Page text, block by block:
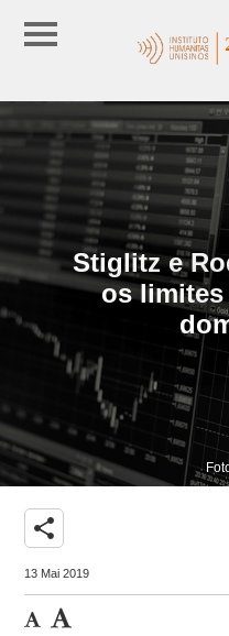
Stiglitz e
os limites
share
13 Mai 2019